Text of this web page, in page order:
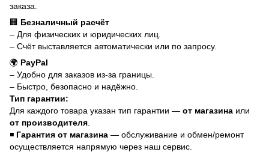
заказа.
🏢 Безналичный расчёт
– Для физических и юридических лиц.
– Счёт выставляется автоматически или по запросу.
🌍 PayPal
– Удобно для заказов из-за границы.
– Быстро, безопасно и надёжно.
Тип гарантии:
Для каждого товара указан тип гарантии — от магазина или
от производителя
◾ Гарантия от магазина — обслуживание и обмен/ремонт
осуществляется напрямую через наш сервис.